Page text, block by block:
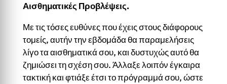
Αισθηματικές Προβλέψεις.
Με τις τόσες ευθύνες που έχεις στους διάφορους
τομείς, αυτήν την εβδομάδα θα παραμελήσεις
λίγο τα αισθηματικά σου, και δυστυχώς αυτό θα
ζημιώσει τη σχέση σου. Άλλαξε λοιπόν έγκαιρα
τακτική και φτιάξε έτσι το πρόγραμμά σου, ώστε